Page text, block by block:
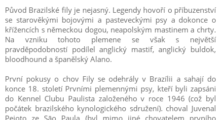
Původ Brazilské fily je nejasný. Legendy hovoří o příbuzenství
se starověkými bojovými a pasteveckými psy a dokonce o
křížencích s německou dogou, neapolským mastinem a chrty.
Na vzniku tohoto plemene se však s největší
pravděpodobností podílel anglický mastif, anglický buldok,
bloodhound a španělský Alano.
První pokusy o chov Fily se odehrály v Brazílii a sahají do
konce 18. století Prvními plemennými psy, kteří byli zapsáni
do Kennel Clubu Paulista založeného v roce 1946 (což byl
počátek brazilského kynologického sdružení). choval Juvenal
Peioto ze Sāo Paula (byl mimo jiné chovatelem prvního